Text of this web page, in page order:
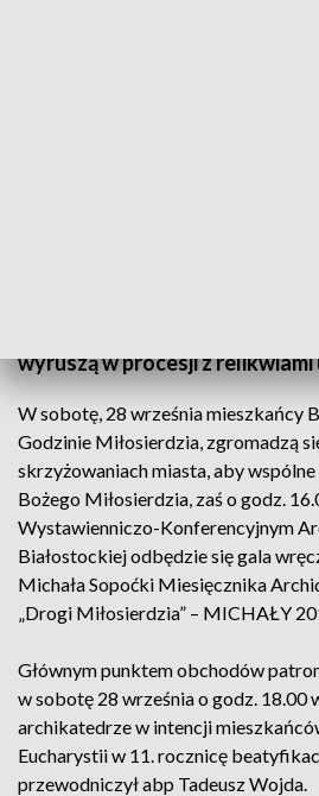
wyruszą w procesji z relikwiami
W sobotę, 28 września mieszkańcy
Godzinie Miłosierdzia, zgromadzą
skrzyżowaniach miasta, aby
Bożego Miłosierdzia, zaś o godz.
Wystawienniczo-Konferencyjnym
Białostockiej odbędzie się gala
Michała Sopoćki Miesięcznika
„Drogi Miłosierdzia” – MICHAŁY
Głównym punktem obchodów
w sobotę 28 września o godz. 18.00
archikatedrze w intencji
Eucharystii w 11. rocznicę
przewodniczył abp Tadeusz Wojda.